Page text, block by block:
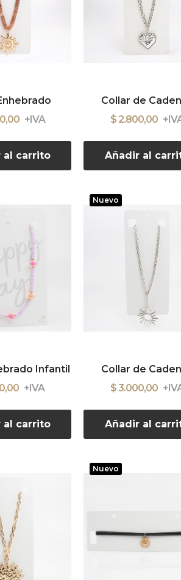
al carrito
Collar de
$ 2.800,00
Añadir al
Infantil
al carrito
Nuevo
Collar de
$ 3.000,00
Añadir al
Nuevo